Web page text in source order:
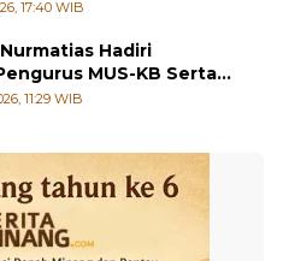
17:40 WIB
Hadiri
KB Serta
2031,
11:29 WIB